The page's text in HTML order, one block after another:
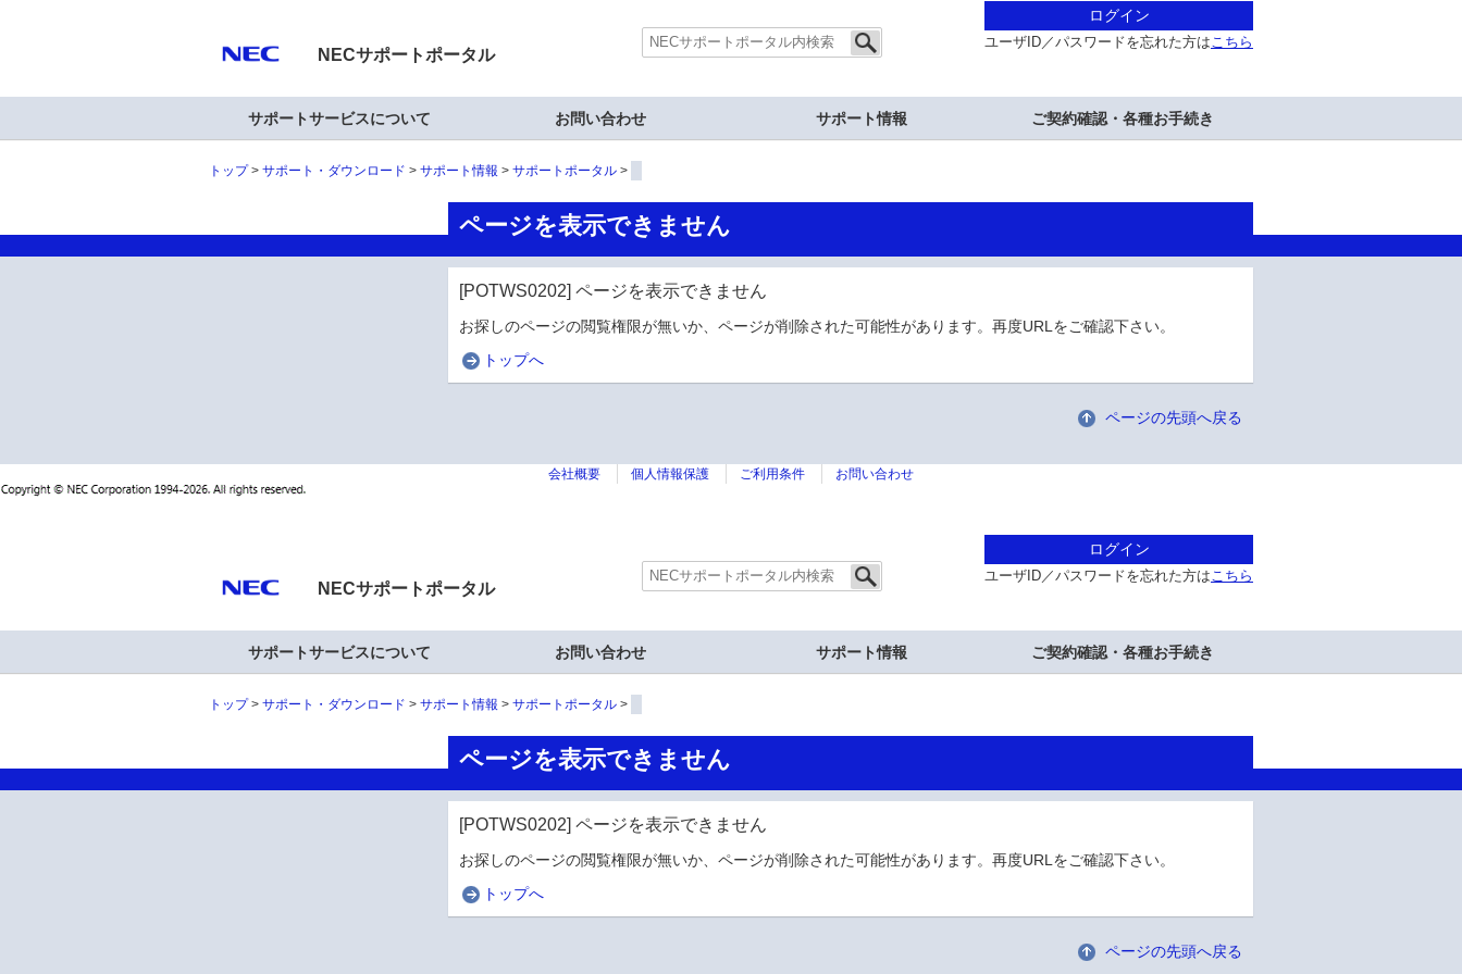
NECサポートポータル
ログイン
ユーザID／パスワードを忘れた方はこちら
サポートサービスについて お問い合わせ サポート情報 ご契約確認・各種お手続き
トップ サポート・ダウンロード サポート情報 サポートポータル
ページを表示できません
[POTWS0202] ページを表示できません
お探しのページの閲覧権限が無いか、ページが削除された可能性があります。再度URLをご確認下さい。
トップへ
ページの先頭へ戻る
会社概要 個人情報保護 ご利用条件 お問い合わせ
NECサポートポータル
ログイン
ユーザID／パスワードを忘れた方はこちら
サポートサービスについて お問い合わせ サポート情報 ご契約確認・各種お手続き
トップ サポート・ダウンロード サポート情報 サポートポータル
ページを表示できません
[POTWS0202] ページを表示できません
お探しのページの閲覧権限が無いか、ページが削除された可能性があります。再度URLをご確認下さい。
トップへ
ページの先頭へ戻る